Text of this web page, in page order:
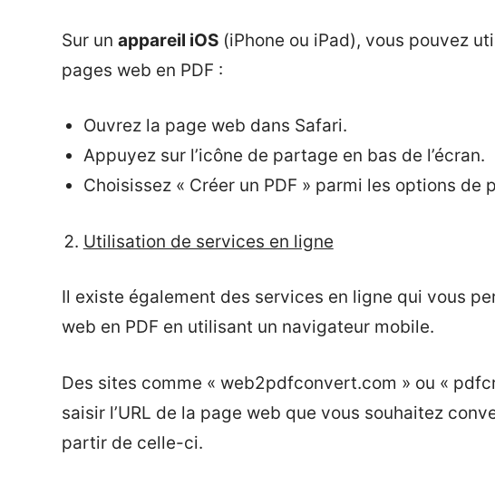
Sur un appareil iOS (iPhone ou iPad), vous pouvez
pages web en PDF :
Ouvrez la page web dans Safari.
Appuyez sur l’icône de partage en bas de l’écran.
Choisissez « Créer un PDF » parmi les options de
Utilisation de services en ligne
Il existe également des services en ligne qui vous
web en PDF en utilisant un navigateur mobile.
Des sites comme « web2pdfconvert.com » ou «
saisir l’URL de la page web que vous souhaitez
partir de celle-ci.